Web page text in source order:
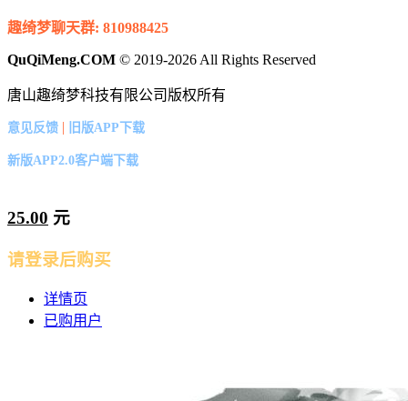
趣绮梦聊天群: 810988425
QuQiMeng.COM © 2019-2026 All Rights Reserved
唐山趣绮梦科技有限公司版权所有
意见反馈 | 旧版APP下载
新版APP2.0客户端下载
25.00 元
请登录后购买
详情页
已购用户